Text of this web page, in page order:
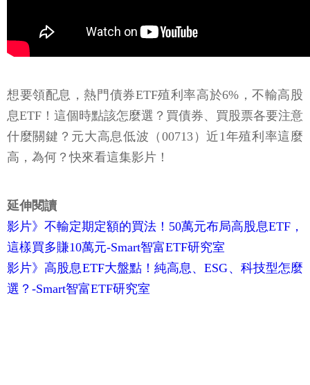
想要領配息，熱門債券ETF殖利率高於6%，不輸高股
息ETF！這個時點該怎麼選？買債券、買股票各要注意
什麼關鍵？元大高息低波（00713）近1年殖利率這麼
高，為何？快來看這集影片！
延伸閱讀
影片》不輸定期定額的買法！50萬元布局高股息ETF，
這樣買多賺10萬元-Smart智富ETF研究室
影片》高股息ETF大盤點！純高息、ESG、科技型怎麼
選？-Smart智富ETF研究室